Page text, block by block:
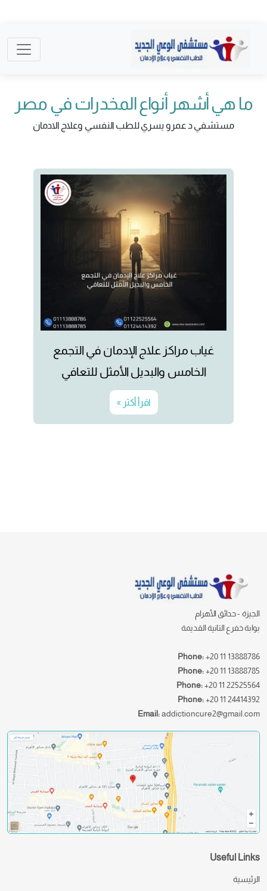
ما هي أشهر أنواع المخدرات في مصر
مستشفي د عمرو يسري للطب النفسي وعلاج الادمان
غياب مراكز علاج الإدمان في التجمع
الخامس والبديل الأمثل للتعافي
اقرأ أكثر »
الجيزة - حدائق الأهرام
بوابة خفرع التانية القديمة
Phone:+20 11 13888786
Phone:+20 11 13888785
Phone:+20 11 22525564
Phone:+20 11 24414392
Email:addictioncure2@gmail.com
Useful Links
الرئيسية